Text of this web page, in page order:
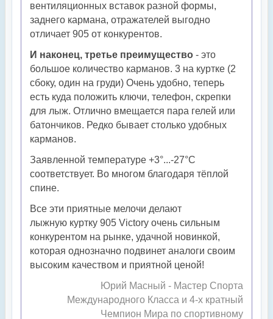
вентиляционных вставок разной формы,
заднего кармана, отражателей выгодно
отличает 905 от конкурентов.
И наконец, третье преимущество - это
большое количество карманов. 3 на куртке (2
сбоку, один на груди) Очень удобно, теперь
есть куда положить ключи, телефон, скрепки
для лыж. Отлично вмещается пара гелей или
батончиков. Редко бывает столько удобных
карманов.
Заявленной температуре +3°...-27°С
соответствует. Во многом благодаря тёплой
спине.
Все эти приятные мелочи делают
лыжную куртку 905 Victory очень сильным
конкурентом на рынке, удачной новинкой,
которая однозначно подвинет аналоги своим
высоким качеством и приятной ценой!
Юрий Масный - Мастер Спорта
Международного Класса и 4-х кратный
Чемпион Мира по спортивному